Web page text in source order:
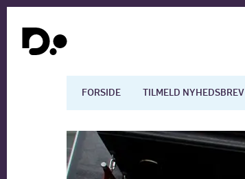
FORSIDE TILMELD NYHEDSBREV
Dansk økonomi